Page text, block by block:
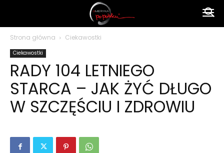
polsku
Strona główna Ciekawostki
Ciekawostki
RADY 104 LETNIEGO
STARCA – JAK ŻYĆ DŁUGO
W SZCZĘŚCIU I ZDROWIU